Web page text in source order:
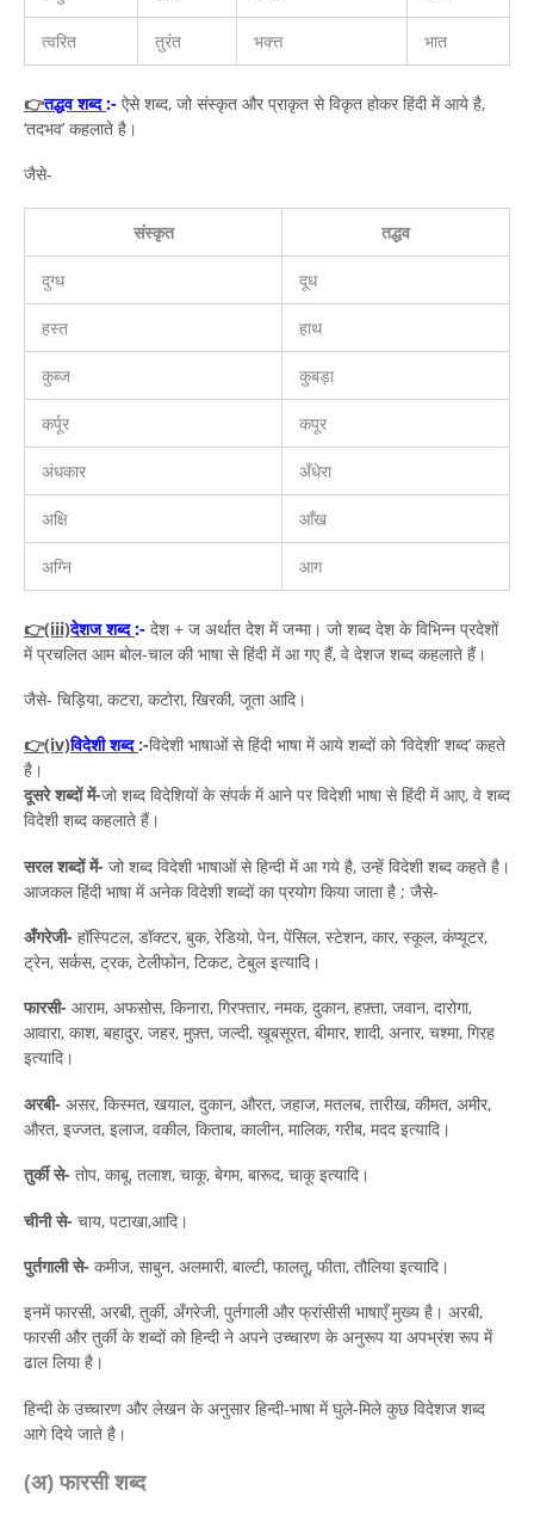
त्वरित तुरंत भक्त्त भात
👉तद्धव शब्द:- ऐसे शब्द, जो संस्कृत और प्राकृत से विकृत होकर हिंदी में आये है,
‘तदभव’ कहलाते है।
जैसे-
संस्कृत तद्धव
दुग्ध दूध
हस्त हाथ
कुब्ज कुबड़ा
कर्पूर कपूर
अंधकार अँधेरा
अक्षि आँख
अग्नि आग
👉(iii)देशज शब्द:- देश + ज अर्थात देश में जन्मा। जो शब्द देश के विभिन्न प्रदेशों
में प्रचलित आम बोल-चाल की भाषा से हिंदी में आ गए हैं, वे देशज शब्द कहलाते हैं।
जैसे- चिड़िया, कटरा, कटोरा, खिरकी, जूता आदि।
👉(iv)विदेशी शब्द :-विदेशी भाषाओं से हिंदी भाषा में आये शब्दों को ‘विदेशी’ शब्द’ कहते
है।
दूसरे शब्दों में-जो शब्द विदेशियों के संपर्क में आने पर विदेशी भाषा से हिंदी में आए, वे शब्द
विदेशी शब्द कहलाते हैं।
सरल शब्दों में- जो शब्द विदेशी भाषाओं से हिन्दी में आ गये है, उन्हें विदेशी शब्द कहते है।
आजकल हिंदी भाषा में अनेक विदेशी शब्दों का प्रयोग किया जाता है ; जैसे-
अँगरेजी- हॉस्पिटल, डॉक्टर, बुक, रेडियो, पेन, पेंसिल, स्टेशन, कार, स्कूल, कंप्यूटर,
ट्रेन, सर्कस, ट्रक, टेलीफोन, टिकट, टेबुल इत्यादि।
फारसी- आराम, अफसोस, किनारा, गिरफ्तार, नमक, दुकान, हफ़्ता, जवान, दारोगा,
आवारा, काश, बहादुर, जहर, मुफ़्त, जल्दी, खूबसूरत, बीमार, शादी, अनार, चश्मा, गिरह
इत्यादि।
अरबी- असर, किस्मत, खयाल, दुकान, औरत, जहाज, मतलब, तारीख, कीमत, अमीर,
औरत, इज्जत, इलाज, वकील, किताब, कालीन, मालिक, गरीब, मदद इत्यादि।
तुर्की से- तोप, काबू, तलाश, चाकू, बेगम, बारूद, चाकू इत्यादि।
चीनी से- चाय, पटाखा,आदि।
पुर्तगाली से- कमीज, साबुन, अलमारी, बाल्टी, फालतू, फीता, तौलिया इत्यादि।
इनमें फारसी, अरबी, तुर्की, अँगरेजी, पुर्तगाली और फ्रांसीसी भाषाएँ मुख्य है। अरबी,
फारसी और तुर्की के शब्दों को हिन्दी ने अपने उच्चारण के अनुरूप या अपभ्रंश रूप में
ढाल लिया है।
हिन्दी के उच्चारण और लेखन के अनुसार हिन्दी-भाषा में घुले-मिले कुछ विदेशज शब्द
आगे दिये जाते है।
(अ) फारसी शब्द